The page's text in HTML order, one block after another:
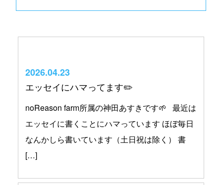
2026.04.23
エッセイにハマってます✏️
noReason farm所属の神田あすきです‪🌱‬ 最近は
エッセイに書くことにハマっています ほぼ毎日
なんかしら書いています（土日祝は除く） 書
[…]